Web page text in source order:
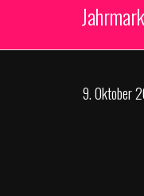
9. Oktober